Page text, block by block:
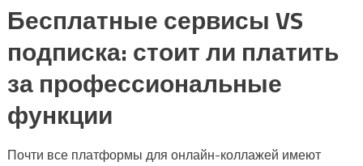
Бесплатные сервисы VS
подписка: стоит ли платить
за профессиональные
функции
Почти все платформы для онлайн-коллажей имеют